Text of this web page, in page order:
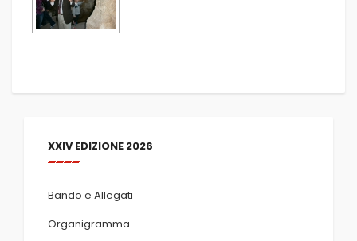
XXIV EDIZIONE 2026
Bando e Allegati
Organigramma